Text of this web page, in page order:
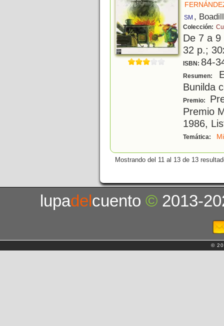
SM ,
Colección:
De 7 a
32 p.;
ISBN: 84-
Resumen:
Bunilda
Premio:
Premio
1986,
Temática:
Mostrando del 11 al 13 de 13
lupadelcuento© 2013-
©